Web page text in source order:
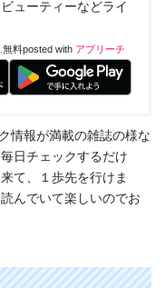
ューティーなどライ
無料posted with アプリーチ
情報が満載の雑誌の様な
日チェックするだけ
て、１歩先を行けま
んでいて楽しいのでお